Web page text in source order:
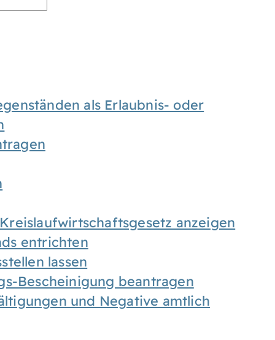
als Erlaubnis- oder
anzeigen
entrichten
lassen
Bescheinigung beantragen
und Negative amtlich